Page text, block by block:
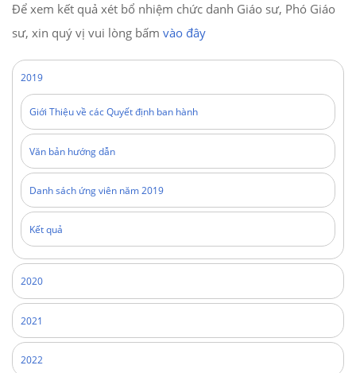
Để xem kết quả xét bổ nhiệm chức danh Giáo sư, Phó Giáo
sư, xin quý vị vui lòng bấm vào đây
2019
Giới Thiệu về các Quyết định ban hành
Văn bản hướng dẫn
Danh sách ứng viên năm 2019
Kết quả
2020
2021
2022